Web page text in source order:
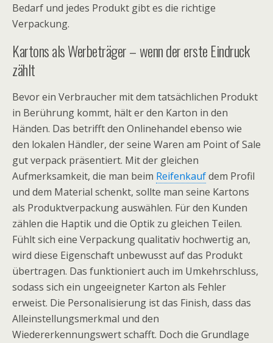
Bedarf und jedes Produkt gibt es die richtige
Verpackung.
Kartons als Werbeträger – wenn der erste Eindruck
zählt
Bevor ein Verbraucher mit dem tatsächlichen Produkt
in Berührung kommt, hält er den Karton in den
Händen. Das betrifft den Onlinehandel ebenso wie
den lokalen Händler, der seine Waren am Point of Sale
gut verpack präsentiert. Mit der gleichen
Aufmerksamkeit, die man beim Reifenkaufdem Profil
und dem Material schenkt, sollte man seine Kartons
als Produktverpackung auswählen. Für den Kunden
zählen die Haptik und die Optik zu gleichen Teilen.
Fühlt sich eine Verpackung qualitativ hochwertig an,
wird diese Eigenschaft unbewusst auf das Produkt
übertragen. Das funktioniert auch im Umkehrschluss,
sodass sich ein ungeeigneter Karton als Fehler
erweist. Die Personalisierung ist das Finish, dass das
Alleinstellungsmerkmal und den
Wiedererkennungswert schafft. Doch die Grundlage